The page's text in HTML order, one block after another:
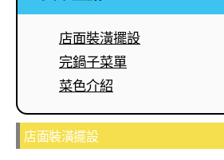
店面裝潢擺設
完鍋子菜單
菜色介紹
店面裝潢擺設